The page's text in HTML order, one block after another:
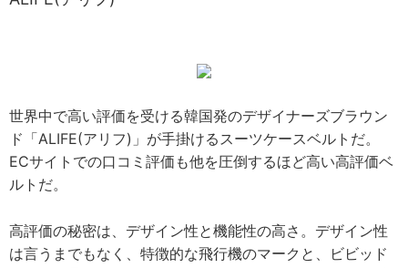
世界中で高い評価を受ける韓国発のデザイナーズブラウン
ド「ALIFE(アリフ)」が手掛けるスーツケースベルトだ。
ECサイトでの口コミ評価も他を圧倒するほど高い高評価ベ
ルトだ。
高評価の秘密は、デザイン性と機能性の高さ。デザイン性
は言うまでもなく、特徴的な飛行機のマークと、ビビッド